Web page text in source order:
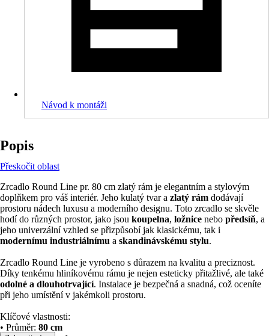
Návod k montáži
Popis
Přeskočit oblast
Zrcadlo Round Line pr. 80 cm zlatý rám je elegantním a stylovým
doplňkem pro váš interiér. Jeho kulatý tvar a zlatý rám dodávají
prostoru nádech luxusu a moderního designu. Toto zrcadlo se skvěle
hodí do různých prostor, jako jsou koupelna, ložnice nebo předsíň, a
jeho univerzální vzhled se přizpůsobí jak klasickému, tak i
modernímu industriálnímu a skandinávskému stylu.
Zrcadlo Round Line je vyrobeno s důrazem na kvalitu a preciznost.
Díky tenkému hliníkovému rámu je nejen esteticky přitažlivé, ale také
odolné a dlouhotrvající. Instalace je bezpečná a snadná, což oceníte
při jeho umístění v jakémkoli prostoru.
Klíčové vlastnosti:
• Průměr: 80 cm